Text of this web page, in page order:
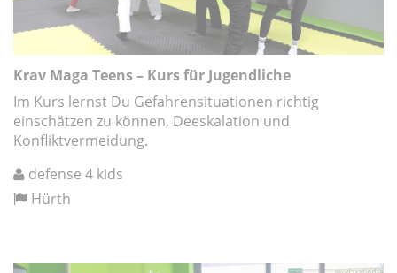
Krav Maga Teens – Kurs für Jugendliche
Im Kurs lernst Du Gefahrensituationen richtig
einschätzen zu können, Deeskalation und
Konfliktvermeidung.
defense 4 kids
Hürth